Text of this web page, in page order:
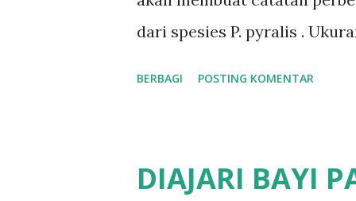
dari spesies P. pyralis .
Selisih antara kedipan
BERBAGI POSTING KOMENTAR
DIAJARI BAYI